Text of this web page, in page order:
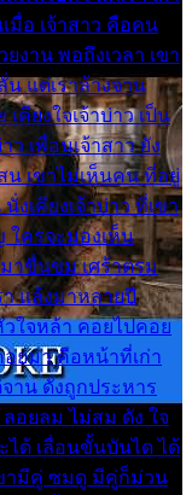
มื่อ เจ้าสาว คือคน
งาน พอถึงเวลา เขา
แต่เราล้างจาน
คียงใจเจ้าบ่าว เป็น
เพื่อนเจ้าสาว ยัง
เขาไม่เห็นคน ที่อยู่
งเคียงเจ้าบ่าว ที่เขา
ใครจะมองเห็น
าขื่นขม เศร้าตรม
แล้งมาหลายปี
ใจหล้า คอยไปคอย
ยมา คือหน้าที่เก่า
าน ดั่งถูกประหาร
อยลม ไม่สม ดัง ใจ
ได้ เลื่อนขั้นบันได ได้
ขามีคู่ ซมดู มีคู่ก็ม่วน